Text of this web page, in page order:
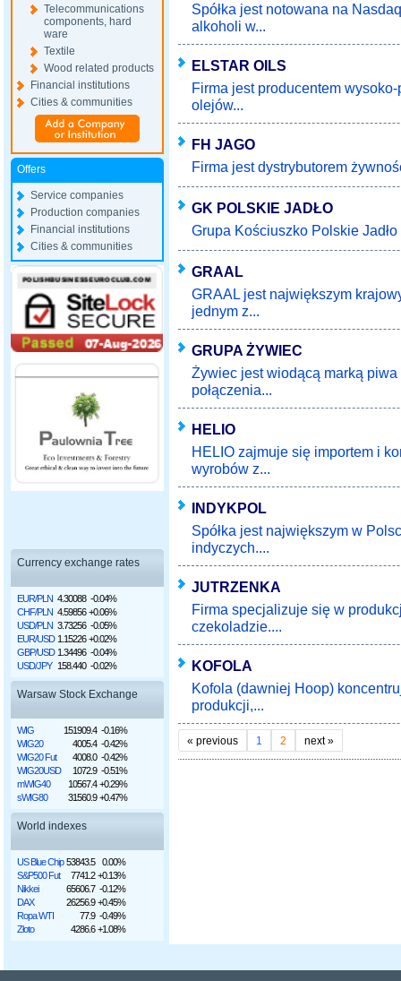
Telecommunications
components, hard
ware
Textile
Wood related products
Financial institutions
Cities & communities
Offers
Service companies
Production companies
Financial institutions
Cities & communities
Currency exchange rates
EUR/PLN 4.30088 -0.04%
CHF/PLN 4.59856 +0.06%
USD/PLN 3.73256 -0.05%
EUR/USD 1.15226 +0.02%
GBP/USD 1.34496 -0.04%
USD/JPY 158.440 -0.02%
Warsaw Stock Exchange
WIG 151909.4 -0.16%
WIG20
4005.4 -0.42%
WIG20 Fut
4008.0 -0.42%
WIG20USD
1072.9 -0.51%
mWIG40
10567.4 +0.29%
sWIG80
31560.9 +0.47%
World indexes
US Blue Chip 53843.5
0.00%
S&P500 Fut
7741.2 +0.13%
Nikkei
65606.7 -0.12%
DAX
26256.9 +0.45%
Ropa WTI
77.9 -0.49%
Złoto
4286.6 +1.08%
Spółka jest notowana na
alkoholi w...
ELSTAR OILS
Firma jest producentem
olejów...
FH JAGO
Firma jest dystrybutorem
GK POLSKIE JADŁO
Grupa Kościuszko Polskie
GRAAL
GRAAL jest największym
jednym z...
GRUPA ŻYWIEC
Żywiec jest wiodącą marką piwa
połączenia...
HELIO
HELIO zajmuje się importem i
wyrobów z...
INDYKPOL
Spółka jest największym w
indyczych....
JUTRZENKA
Firma specjalizuje się w
czekoladzie....
KOFOLA
Kofola (dawniej Hoop)
produkcji,...
« previous 1 2 next»